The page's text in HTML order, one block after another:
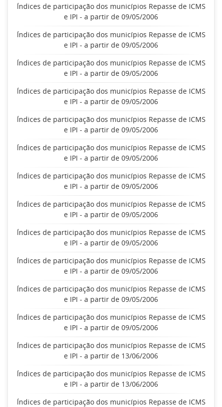
Índices de participação dos municípios Repasse de ICMS
e IPI - a partir de 09/05/2006
Índices de participação dos municípios Repasse de ICMS
e IPI - a partir de 09/05/2006
Índices de participação dos municípios Repasse de ICMS
e IPI - a partir de 09/05/2006
Índices de participação dos municípios Repasse de ICMS
e IPI - a partir de 09/05/2006
Índices de participação dos municípios Repasse de ICMS
e IPI - a partir de 09/05/2006
Índices de participação dos municípios Repasse de ICMS
e IPI - a partir de 09/05/2006
Índices de participação dos municípios Repasse de ICMS
e IPI - a partir de 09/05/2006
Índices de participação dos municípios Repasse de ICMS
e IPI - a partir de 09/05/2006
Índices de participação dos municípios Repasse de ICMS
e IPI - a partir de 09/05/2006
Índices de participação dos municípios Repasse de ICMS
e IPI - a partir de 09/05/2006
Índices de participação dos municípios Repasse de ICMS
e IPI - a partir de 09/05/2006
Índices de participação dos municípios Repasse de ICMS
e IPI - a partir de 09/05/2006
Índices de participação dos municípios Repasse de ICMS
e IPI - a partir de 13/06/2006
Índices de participação dos municípios Repasse de ICMS
e IPI - a partir de 13/06/2006
Índices de participação dos municípios Repasse de ICMS